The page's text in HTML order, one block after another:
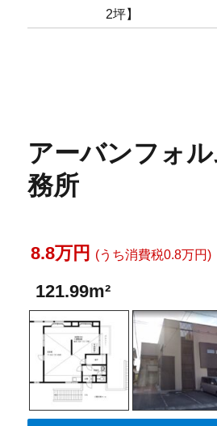
2坪】
アーバンフォ
務所
8.8万円 (うち消費税0.8万円)
121.99m²